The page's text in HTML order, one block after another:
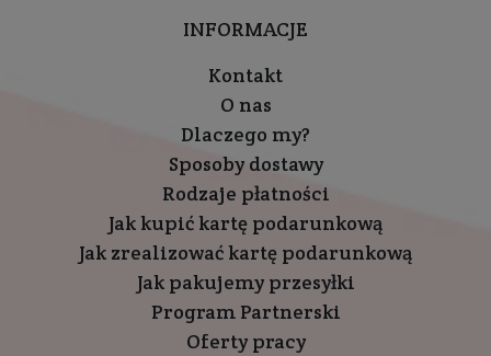
INFORMACJE
Kontakt
O nas
Dlaczego my?
Sposoby dostawy
Rodzaje płatności
Jak kupić kartę podarunkową
Jak zrealizować kartę podarunkową
Jak pakujemy przesyłki
Program Partnerski
Oferty pracy